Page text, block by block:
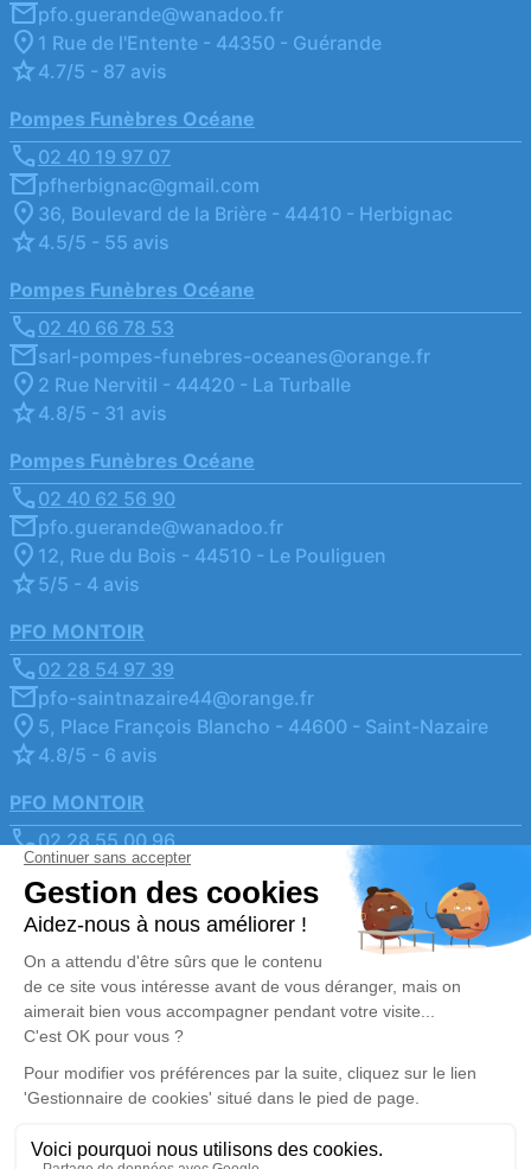
pfo.guerande@wanadoo.fr
1 Rue de l'Entente - 44350 - Guérande
4.7/5 - 87 avis
Pompes Funèbres Océane
02 40 19 97 07
pfherbignac@gmail.com
36, Boulevard de la Brière - 44410 - Herbignac
4.5/5 - 55 avis
Pompes Funèbres Océane
02 40 66 78 53
sarl-pompes-funebres-oceanes@orange.fr
2 Rue Nervitil - 44420 - La Turballe
4.8/5 - 31 avis
Pompes Funèbres Océane
02 40 62 56 90
pfo.guerande@wanadoo.fr
12, Rue du Bois - 44510 - Le Pouliguen
5/5 - 4 avis
PFO MONTOIR
02 28 54 97 39
pfo-saintnazaire44@orange.fr
5, Place François Blancho - 44600 - Saint-Nazaire
4.8/5 - 6 avis
PFO MONTOIR
02 28 55 00 96
pfo-montoir@orange.fr
9 Rue Jules Verne - 44550 - Montoir-de-Bretagne
4.8/5 - 72 avis
Nos Services
Organiser des obsèques2
Monuments funéraires
Liens utiles
Avis de décès
Demande de rendez-vous
Nos réseaux sociaux
Politique de traitement des données personnelles